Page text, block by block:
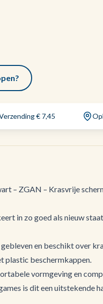
€ 7,45
– ZGAN – Krasvrije
in zo goed als nieuw
en beschikt over
plastic beschermkappen.
vormgeving en
is dit een uitstekende